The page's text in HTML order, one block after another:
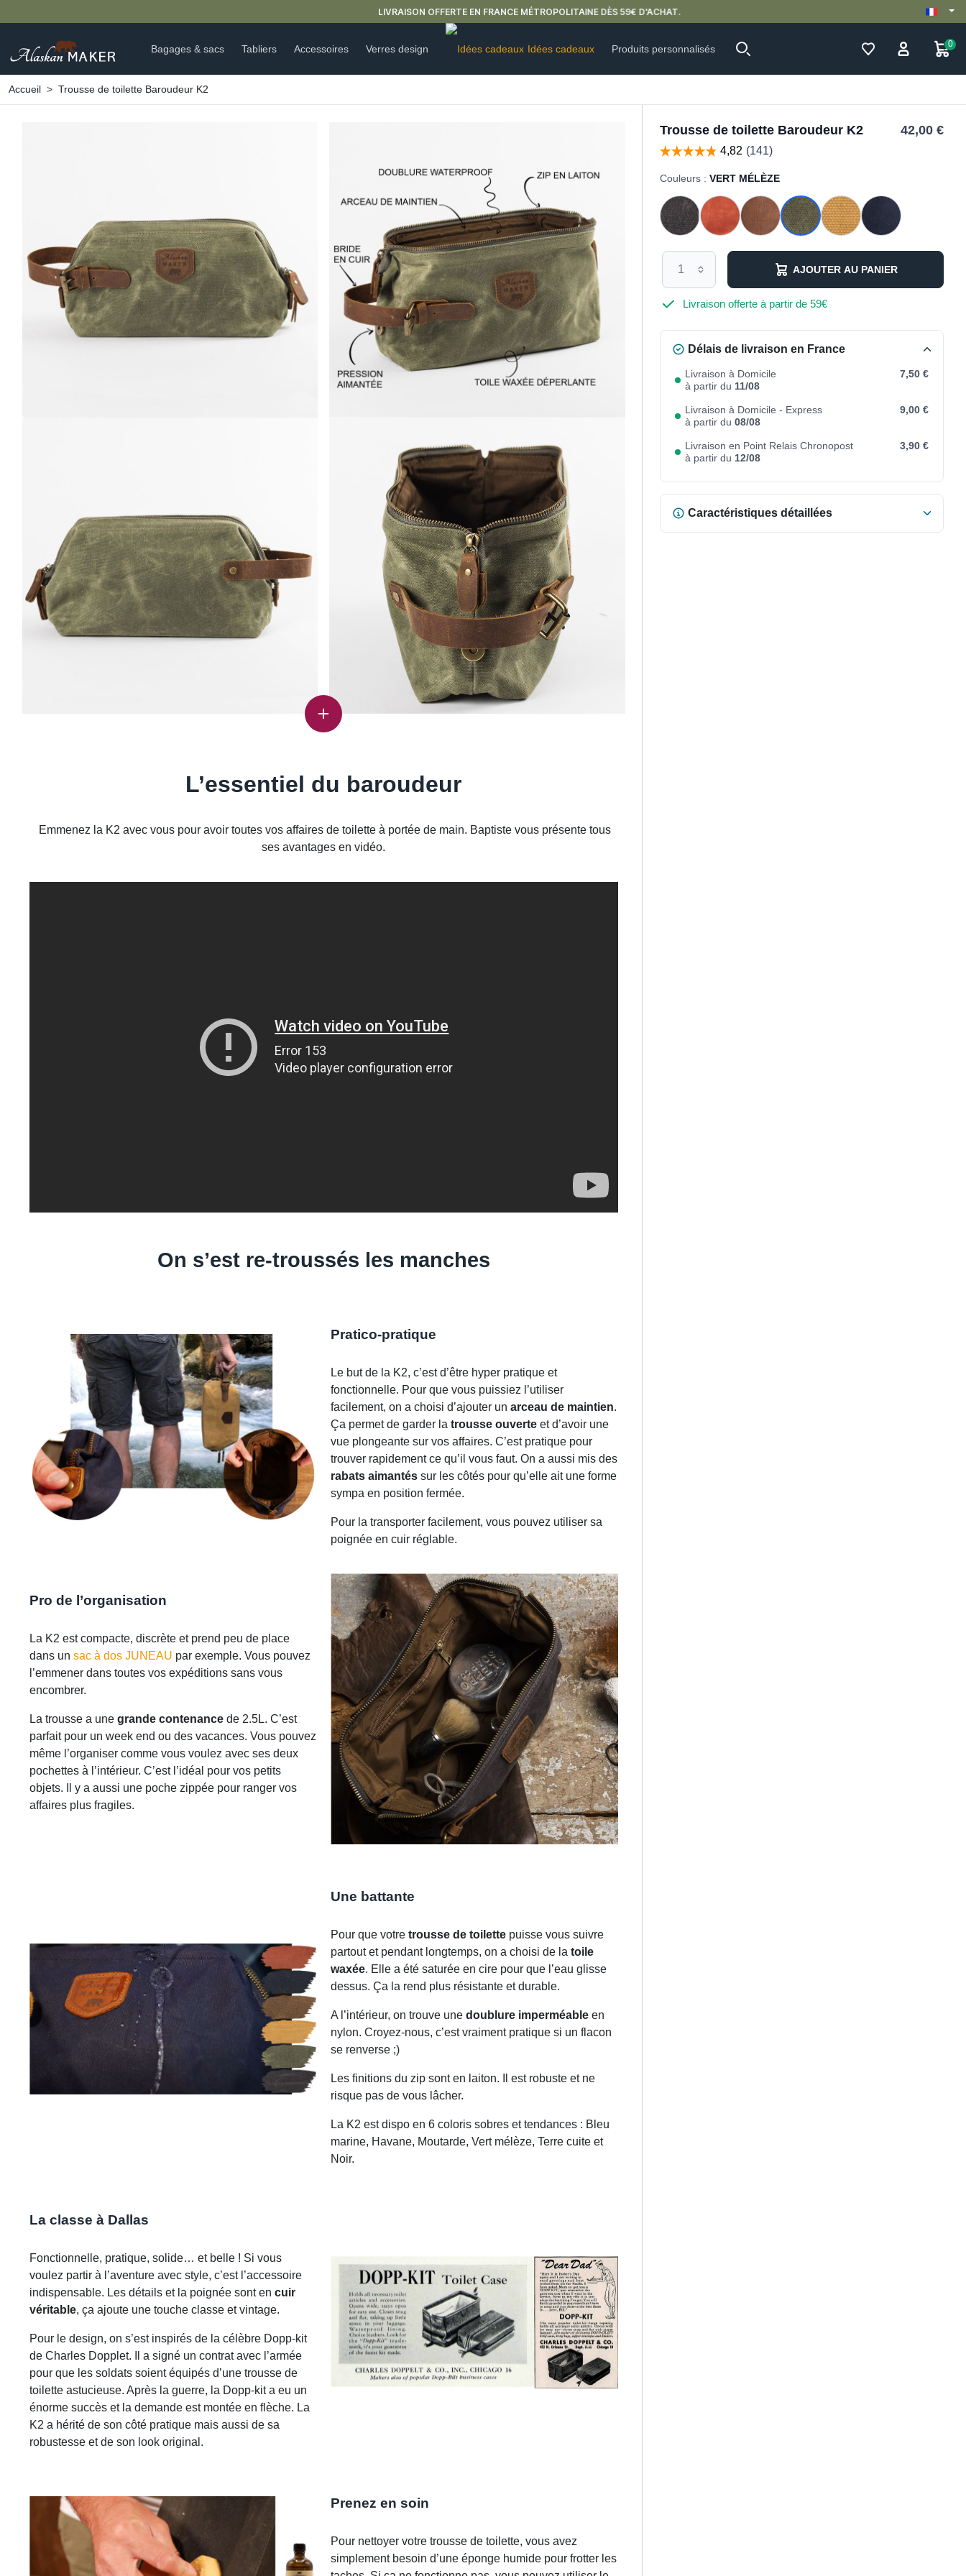
LIVRAISON OFFERTE EN FRANCE MÉTROPOLITAINE DÈS 59€ D'ACHAT.
Bagages & sacs Tabliers Accessoires Verres design Idées cadeaux Produits personnalisés 0
Accueil Trousse de toilette Baroudeur K2
Trousse de toilette Baroudeur K2 42,00 €
Couleurs : VERT MÉLÈZE
AJOUTER AU PANIER
Livraison offerte à partir de 59€
Délais de livraison en France
Livraison à Domicile
à partir du 11/08
7,50 €
Livraison à Domicile - Express
à partir du 08/08
9,00 €
Livraison en Point Relais Chronopost
à partir du 12/08
3,90 €
Caractéristiques détaillées
L’essentiel du baroudeur
Emmenez la K2 avec vous pour avoir toutes vos affaires de toilette à portée de main. Baptiste vous présente tous
ses avantages en vidéo.
On s’est re-troussés les manches
Pratico-pratique
Le but de la K2, c’est d’être hyper pratique et
fonctionnelle. Pour que vous puissiez l’utiliser
facilement, on a choisi d’ajouter unarceau de maintien.
Ça permet de garder latrousse ouverte et d’avoir une
vue plongeante sur vos affaires. C’est pratique pour
trouver rapidement ce qu’il vous faut. On a aussi mis des
rabats aimantés sur les côtés pour qu’elle ait une forme
sympa en position fermée.
Pour la transporter facilement, vous pouvez utiliser sa
poignée en cuir réglable.
Pro de l’organisation
La K2 est compacte, discrète et prend peu de place
dans un sac à dos JUNEAU par exemple. Vous pouvez
l’emmener dans toutes vos expéditions sans vous
encombrer.
La trousse a une grande contenance de 2.5L. C’est
parfait pour un week end ou des vacances. Vous pouvez
même l’organiser comme vous voulez avec ses deux
pochettes à l’intérieur. C’est l’idéal pour vos petits
objets. Il y a aussi une poche zippée pour ranger vos
affaires plus fragiles.
Une battante
Pour que votretrousse de toilette puisse vous suivre
partout et pendant longtemps, on a choisi de latoile
waxée. Elle a été saturée en cire pour que l’eau glisse
dessus. Ça la rend plus résistante et durable.
A l’intérieur, on trouve unedoublure imperméable en
nylon. Croyez-nous, c’est vraiment pratique si un flacon
se renverse ;)
Les finitions du zip sont en laiton. Il est robuste et ne
risque pas de vous lâcher.
La K2 est dispo en 6 coloris sobres et tendances : Bleu
marine, Havane, Moutarde, Vert mélèze, Terre cuite et
Noir.
La classe à Dallas
Fonctionnelle, pratique, solide… et belle ! Si vous
voulez partir à l’aventure avec style, c’est l’accessoire
indispensable. Les détails et la poignée sont en cuir
véritable, ça ajoute une touche classe et vintage.
Pour le design, on s’est inspirés de la célèbre Dopp-kit
de Charles Dopplet. Il a signé un contrat avec l’armée
pour que les soldats soient équipés d’une trousse de
toilette astucieuse. Après la guerre, la Dopp-kit a eu un
énorme succès et la demande est montée en flèche. La
K2 a hérité de son côté pratique mais aussi de sa
robustesse et de son look original.
Prenez en soin
Pour nettoyer votre trousse de toilette, vous avez
simplement besoin d’une éponge humide pour frotter les